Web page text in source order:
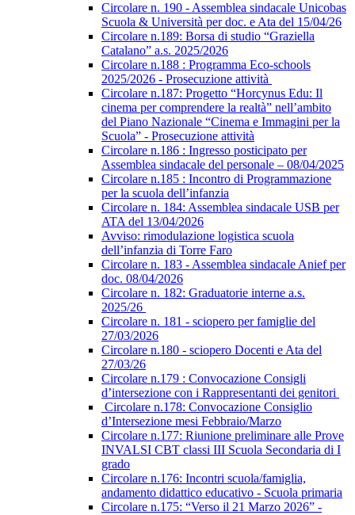
Circolare n. 190 - Assemblea sindacale Unicobas
Scuola & Università per doc. e Ata del 15/04/26
Circolare n.189: Borsa di studio “Graziella
Catalano” a.s. 2025/2026
Circolare n.188 : Programma Eco-schools
2025/2026 - Prosecuzione attività
Circolare n.187: Progetto “Horcynus Edu: Il
cinema per comprendere la realtà” nell’ambito
del Piano Nazionale “Cinema e Immagini per la
Scuola” - Prosecuzione attività
Circolare n.186 : Ingresso posticipato per
Assemblea sindacale del personale – 08/04/2025
Circolare n.185 : Incontro di Programmazione
per la scuola dell’infanzia
Circolare n. 184: Assemblea sindacale USB per
ATA del 13/04/2026
Avviso: rimodulazione logistica scuola
dell’infanzia di Torre Faro
Circolare n. 183 - Assemblea sindacale Anief per
doc. 08/04/2026
Circolare n. 182: Graduatorie interne a.s.
2025/26
Circolare n. 181 - sciopero per famiglie del
27/03/2026
Circolare n.180 - sciopero Docenti e Ata del
27/03/26
Circolare n.179 : Convocazione Consigli
d’intersezione con i Rappresentanti dei genitori
Circolare n.178: Convocazione Consiglio
d’Intersezione mesi Febbraio/Marzo
Circolare n.177: Riunione preliminare alle Prove
INVALSI CBT classi III Scuola Secondaria di I
grado
Circolare n.176: Incontri scuola/famiglia,
andamento didattico educativo - Scuola primaria
Circolare n.175: “Verso il 21 Marzo 2026” -